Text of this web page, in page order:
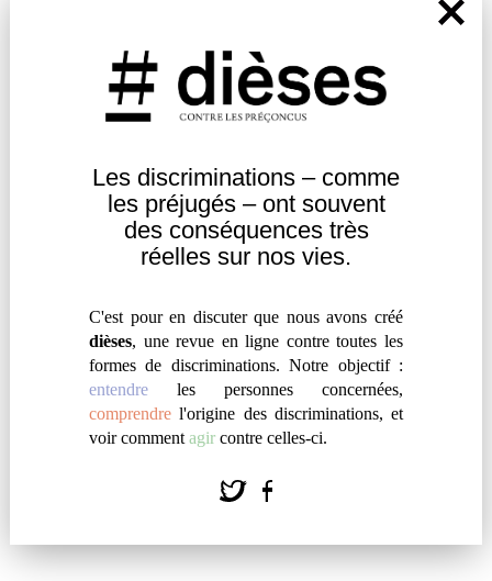
Les discriminations – comme
lespréjugés – ont souvent
desconséquences très
réelles sur nos vies.
C'est pour en discuter que nous avons créé
dièses, une revue en ligne contre toutes les
formes de discriminations. Notre objectif :
entendre les personnes concernées,
comprendre l'origine des discriminations, et
voir comment agir contre celles-ci.
AUTISME « AU FÉMININ » OU
AUTISME TOUT COURT ?
Charlie Mostro
« À force de ne parler que d’autisme "au féminin",
caractéristiques, et en oublier le pourquoi et le